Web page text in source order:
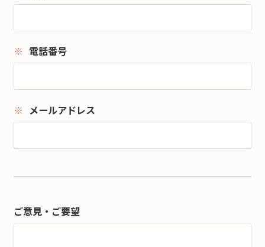
電話番号
メールアドレス
ご意見・ご要望